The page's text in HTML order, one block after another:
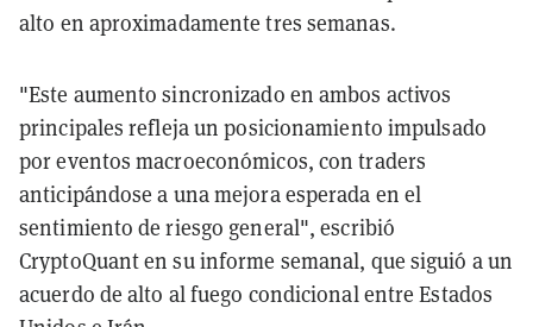
alto en aproximadamente tres semanas.
"Este aumento sincronizado en ambos activos
principales refleja un posicionamiento impulsado
por eventos macroeconómicos, con traders
anticipándose a una mejora esperada en el
sentimiento de riesgo general", escribió
CryptoQuant en su informe semanal, que siguió a un
acuerdo de alto al fuego condicional entre Estados